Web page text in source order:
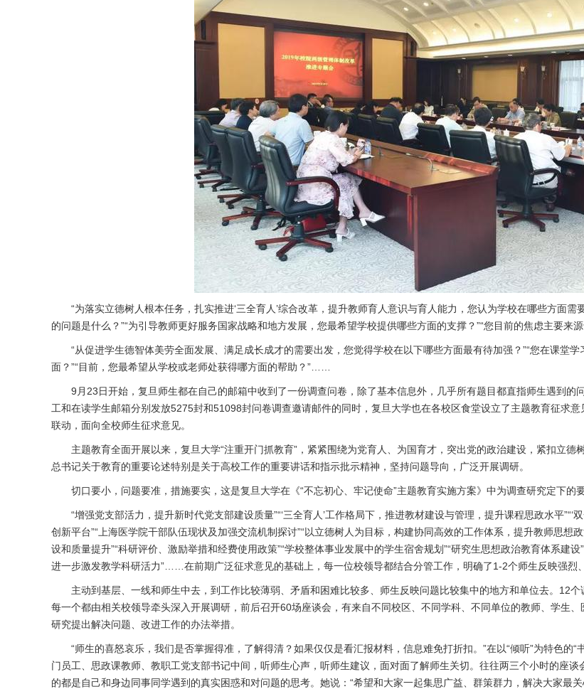
“为落实立德树人根本任务，扎实推进‘三全育人’综合改革，提升教师育人意识与育人能力，您认为学校在哪些方面需
的问题是什么？”“为引导教师更好服务国家战略和地方发展，您最希望学校提供哪些方面的支撑？”“您目前的焦虑主要来
“从促进学生德智体美劳全面发展、满足成长成才的需要出发，您觉得学校在以下哪些方面最有待加强？”“您在课堂
面？”“目前，您最希望从学校或老师处获得哪方面的帮助？”……
9月23日开始，复旦师生都在自己的邮箱中收到了一份调查问卷，除了基本信息外，几乎所有题目都直指师生遇到
工和在读学生邮箱分别发放5275封和51098封问卷调查邀请邮件的同时，复旦大学也在各校区食堂设立了主题教育征求
联动，面向全校师生征求意见。
主题教育全面开展以来，复旦大学“注重开门抓教育”，紧紧围绕为党育人、为国育才，突出党的政治建设，紧扣立
总书记关于教育的重要论述特别是关于高校工作的重要讲话和指示批示精神，坚持问题导向，广泛开展调研。
切口要小，问题要准，措施要实，这是复旦大学在《“不忘初心、牢记使命”主题教育实施方案》中为调查研究定下的要
“增强党支部活力，提升新时代党支部建设质量”“‘三全育人’工作格局下，推进教材建设与管理，提升课程思政水平
创新平台”“上海医学院干部队伍现状及加强交流机制探讨”“以立德树人为目标，构建协同高效的工作体系，提升教师思想
设和质量提升”“科研评价、激励举措和经费使用政策”“学校整体事业发展中的学生宿舍规划”“研究生思想政治教育体系建
进一步激发教学科研活力”……在前期广泛征求意见的基础上，每一位校领导都结合分管工作，明确了1-2个师生反映强烈
主动到基层、一线和师生中去，到工作比较薄弱、矛盾和困难比较多、师生反映问题比较集中的地方和单位去。12个
每一个都由相关校领导牵头深入开展调研，前后召开60场座谈会，有来自不同校区、不同学科、不同单位的教师、学生
研究提出解决问题、改进工作的办法举措。
“师生的喜怒哀乐，我们是否掌握得准，了解得清？如果仅仅是看汇报材料，信息难免打折扣。”在以“倾听”为特色的
门员工、思政课教师、教职工党支部书记中间，听师生心声，听师生建议，面对面了解师生关切。往往两三个小时的座
的都是自己和身边同事同学遇到的真实困惑和对问题的思考。她说：“希望和大家一起集思广益、群策群力，解决大家最